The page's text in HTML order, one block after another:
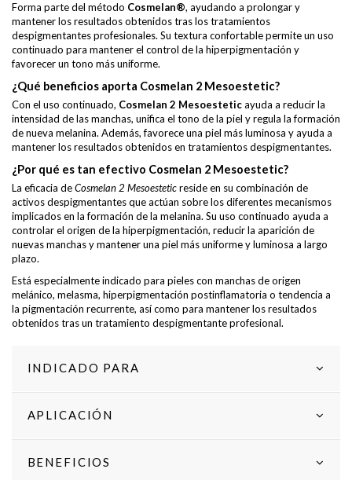
Forma parte del método Cosmelan®, ayudando a prolongar y
mantener los resultados obtenidos tras los tratamientos
despigmentantes profesionales. Su textura confortable permite un uso
continuado para mantener el control de la hiperpigmentación y
favorecer un tono más uniforme.
¿Qué beneficios aporta Cosmelan 2 Mesoestetic?
Con el uso continuado, Cosmelan 2 Mesoesteticayuda a reducir la
intensidad de las manchas, unifica el tono de la piel y regula la formación
de nueva melanina. Además, favorece una piel más luminosa y ayuda a
mantener los resultados obtenidos en tratamientos despigmentantes.
¿Por qué es tan efectivo Cosmelan 2 Mesoestetic?
La eficacia deCosmelan 2 Mesoesteticreside en su combinación de
activos despigmentantes que actúan sobre los diferentes mecanismos
implicados en la formación de la melanina. Su uso continuado ayuda a
controlar el origen de la hiperpigmentación, reducir la aparición de
nuevas manchas y mantener una piel más uniforme y luminosa a largo
plazo.
Está especialmente indicado para pieles con manchas de origen
melánico, melasma, hiperpigmentación postinflamatoria o tendencia a
la pigmentación recurrente, así como para mantener los resultados
obtenidos tras un tratamiento despigmentante profesional.
INDICADO PARA
APLICACIÓN
BENEFICIOS